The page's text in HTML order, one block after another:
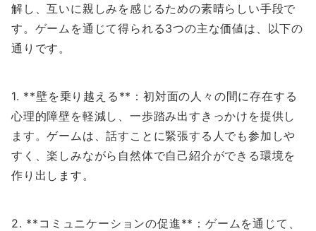
解し、互いに親しみを感じるための素晴らしい手段で
す。ゲームを通じて得られる3つの主な価値は、以下の
通りです。
1. **壁を乗り越える**：初対面の人々の間に存在する
心理的障壁を軽減し、一歩踏み出すきっかけを提供し
ます。ゲームは、話すことに緊張する人でも参加しや
すく、楽しみながら自然体で自己紹介ができる環境を
作り出します。
2. **コミュニケーションの促進**：ゲームを通じて、